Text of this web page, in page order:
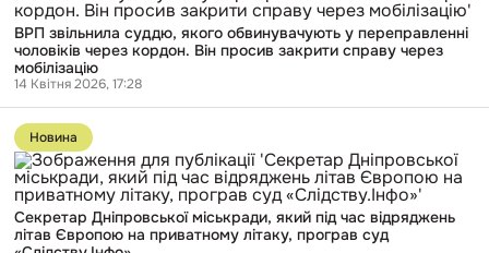
«замовну
справу»
від
олігарха
Жеваго.
ВАКС
розпочали
слухання
суддю,
якого
обвинувачують
переправленні
чоловіків
через
кордон.
Він
просив
закрити
справу
через
мобілізацію
ВРП звільнила суддю, якого обвинувачують у переправленні
чоловіків через кордон. Він просив закрити справу через
мобілізацію
14 Квітня 2026, 17:28
Перейти
до
публікації
Секретар
Дніпровської
міськради,
який
під
Новина
Секретар Дніпровської міськради, який під час відряджень
літав Європою на приватному літаку, програв суд